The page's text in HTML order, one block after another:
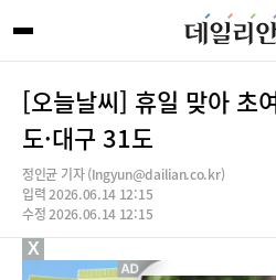
[오늘날씨] 휴일 맞아
도·대구 31도
정인균 기자 (Ingyun@dailian.co.kr)
입력 2026.06.14 12:15
수정 2026.06.14 12:15
X